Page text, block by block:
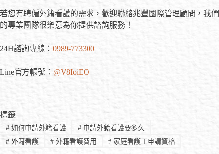
若您有聘僱外籍看護的需求，歡迎聯絡兆豐國際管理顧問，我們
的專業團隊很樂意為你提供諮詢服務！
24H諮詢專線： 0989-773300
Line官方帳號： @V8IoiEO
標籤
#如何申請外籍看護 #申請外籍看護要多久
#外籍看護 #外籍看護費用 # 家庭看護工申請資格